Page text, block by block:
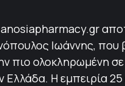
Ιωάννης, που
πιο ολοκληρωμένη σε
Ελλάδα. Η εμπειρία